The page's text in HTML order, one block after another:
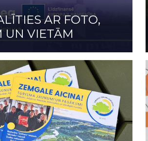
AR FOTO,
UN VIETĀM